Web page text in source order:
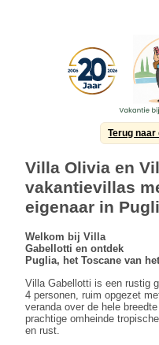
Terug
Villa Olivia en
vakantievillas
eigenaar in
Welkom bij Villa
Gabellotti en ontdek
Puglia, het Toscane van
Villa Gabellotti is een rustig
4 personen, ruim opgezet
veranda over de hele
prachtige omheinde
en rust.